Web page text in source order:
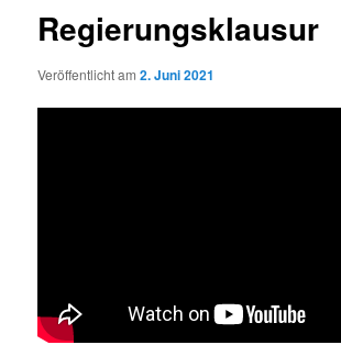
Regierungsklausur
Veröffentlicht am2. Juni 2021